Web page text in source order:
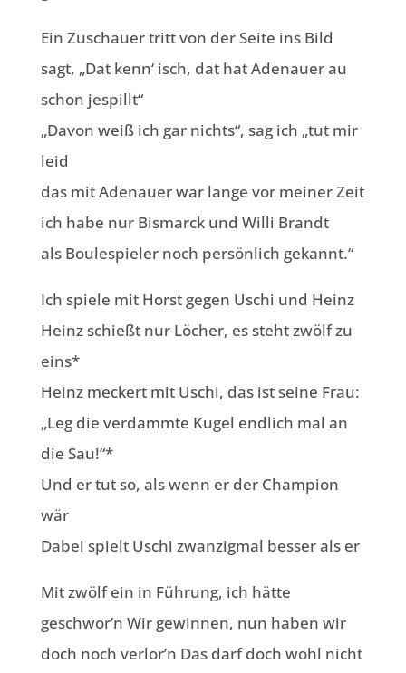
Ein Zuschauer tritt von der Seite ins Bild
sagt, „Dat kenn‘ isch, dat hat Adenauer au
schon jespillt“
„Davon weiß ich gar nichts“, sag ich „tut mir
leid
das mit Adenauer war lange vor meiner Zeit
ich habe nur Bismarck und Willi Brandt
als Boulespieler noch persönlich gekannt.“
Ich spiele mit Horst gegen Uschi und Heinz
Heinz schießt nur Löcher, es steht zwölf zu
eins*
Heinz meckert mit Uschi, das ist seine Frau:
„Leg die verdammte Kugel endlich mal an
die Sau!“*
Und er tut so, als wenn er der Champion
wär
Dabei spielt Uschi zwanzigmal besser als er
Mit zwölf ein in Führung, ich hätte
geschwor’n Wir gewinnen, nun haben wir
doch noch verlor’n Das darf doch wohl nicht